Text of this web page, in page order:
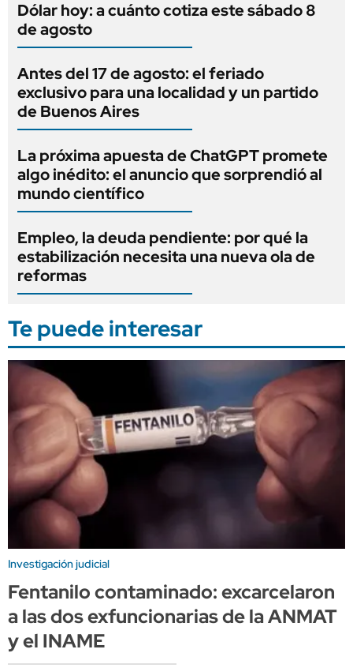
Dólar hoy: a cuánto cotiza este sábado 8
de agosto
Antes del 17 de agosto: el feriado
exclusivo para una localidad y un partido
de Buenos Aires
La próxima apuesta de ChatGPT promete
algo inédito: el anuncio que sorprendió al
mundo científico
Empleo, la deuda pendiente: por qué la
estabilización necesita una nueva ola de
reformas
Te puede interesar
Investigación judicial
Fentanilo contaminado: excarcelaron
a las dos exfuncionarias de la ANMAT
y el INAME